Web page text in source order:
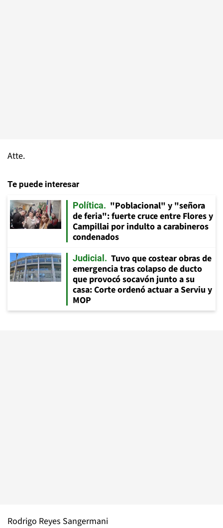
Atte.
Te puede interesar
Política
"Poblacional" y "señora
de feria": fuerte cruce entre Flores y
Campillai por indulto a carabineros
condenados
Judicial
Tuvo que costear obras de
emergencia tras colapso de ducto
que provocó socavón junto a su
casa: Corte ordenó actuar a Serviu y
MOP
Rodrigo Reyes Sangermani